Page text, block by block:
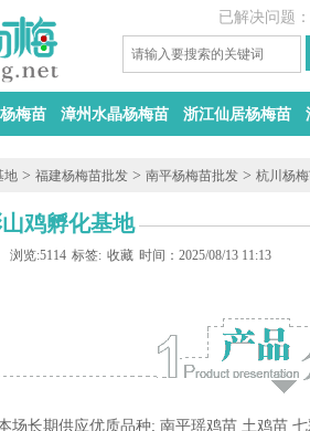
已解决问题
梅苗 漳州水晶杨梅苗 浙江仙居杨梅苗
地 > 福建杨梅苗批发 > 南平杨梅苗批发 > 杭川杨
鸡孵化基地
浏览:5114 标签: 收藏 时间：2025/08/13 11:13
场长期供应优质品种; 南平瑶鸡苗 土鸡苗